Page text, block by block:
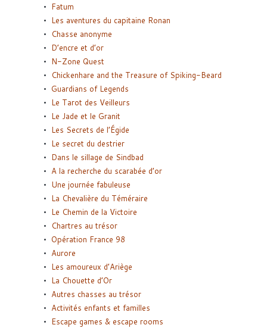
Fatum
Les aventures du capitaine Ronan
Chasse anonyme
D’encre et d’or
N-Zone Quest
Chickenhare and the Treasure of Spiking-Beard
Guardians of Legends
Le Tarot des Veilleurs
Le Jade et le Granit
Les Secrets de l’Égide
Le secret du destrier
Dans le sillage de Sindbad
A la recherche du scarabée d’or
Une journée fabuleuse
La Chevalière du Téméraire
Le Chemin de la Victoire
Chartres au trésor
Opération France 98
Aurore
Les amoureux d’Ariège
La Chouette d’Or
Autres chasses au trésor
Activités enfants et familles
Escape games & escape rooms